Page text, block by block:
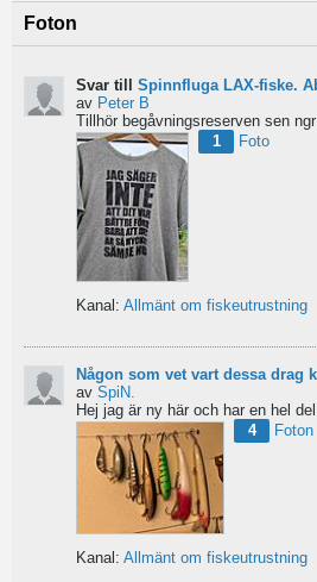
Foton
Svar till Spinnfluga LAX-fiske. Abu
av Peter B
1
Foto
Kanal: Allmänt om fiskeutrustning
Någon som vet vart dessa drag
av SpiN.
4
Foton
Kanal: Allmänt om fiskeutrustning